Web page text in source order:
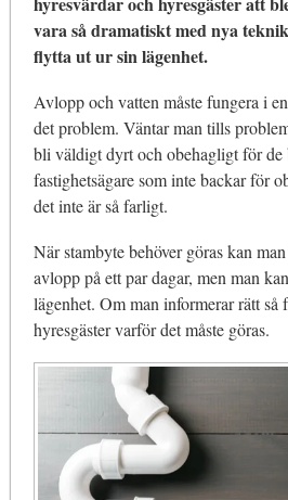
vara så dramatiskt med nya
flytta ut ur sin lägenhet.
Avlopp och vatten måste fungera i
det problem. Väntar man tills
bli väldigt dyrt och obehagligt för de
fastighetsägare som inte backar för
det inte är så farligt.
När stambyte behöver göras kan
avlopp på ett par dagar, men man
lägenhet. Om man informerar rätt så
hyresgäster varför det måste göras.